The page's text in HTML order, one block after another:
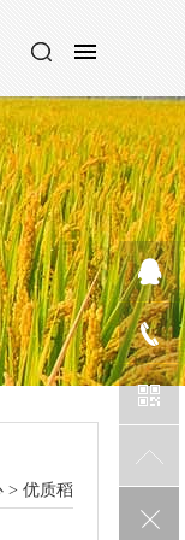
> 优质稻